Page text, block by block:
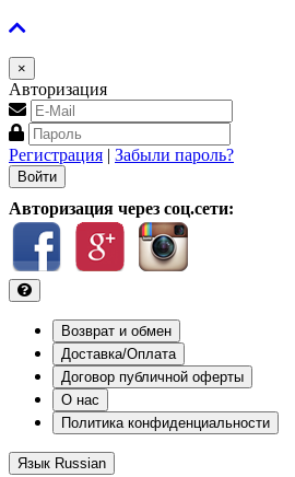
×
Авторизация
Регистрация | Забыли пароль?
Авторизация через соц.сети:
Возврат и обмен
Доставка/Оплата
Договор публичной оферты
О нас
Политика конфиденциальности
Язык Russian